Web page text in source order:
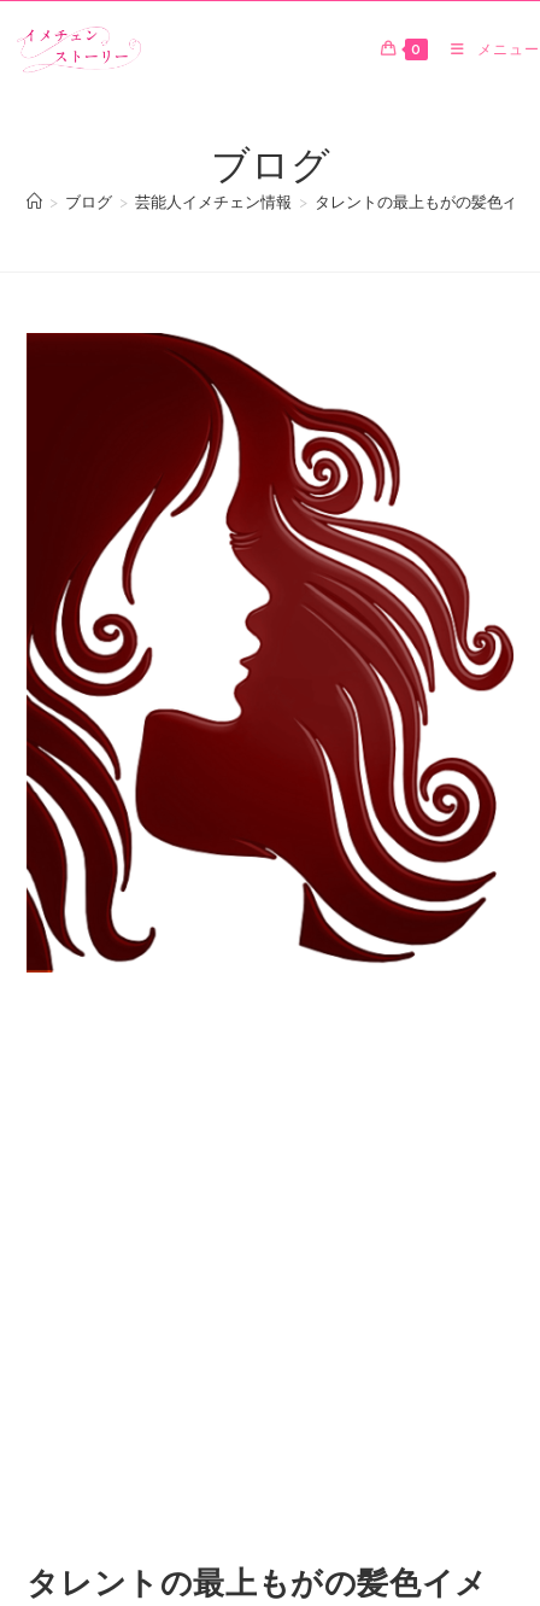
0 メニュー
ブログ
> ブログ > 芸能人イメチェン情報 > タレントの最上もがの髪色イ
タレントの最上もがの髪色イメ